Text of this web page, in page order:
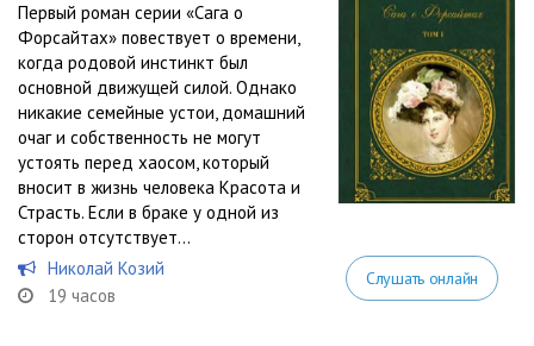
Первый роман серии «Сага о
Форсайтах» повествует о времени,
когда родовой инстинкт был
основной движущей силой. Однако
никакие семейные устои, домашний
очаг и собственность не могут
устоять перед хаосом, который
вносит в жизнь человека Красота и
Страсть. Если в браке у одной из
сторон отсутствует...
Николай Козий
19 часов
Слушать онлайн